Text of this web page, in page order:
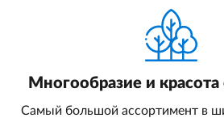
Многообразие и
Самый большой ассортимент в